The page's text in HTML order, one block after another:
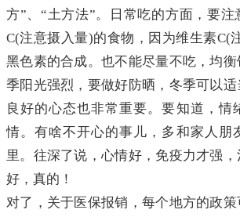
方”、“土方法”。日常吃的方面，要
C(注意摄入量)的食物，因为维生素C(
黑色素的合成。也不能尽量不吃，均衡
季阳光强烈，要做好防晒，冬季可以
良好的心态也非常重要。要知道，情
情。有啥不开心的事儿，多和家人朋
里。往深了说，心情好，免疫力才强
好，真的！
对了，关于医保报销，每个地方的政